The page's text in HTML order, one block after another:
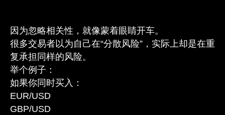
因为忽略相关性，就像蒙着眼睛开车。
很多交易者以为自己在“分散风险”，实际上却是在重
复承担同样的风险。
举个例子：
如果你同时买入：
EUR/USD
GBP/USD